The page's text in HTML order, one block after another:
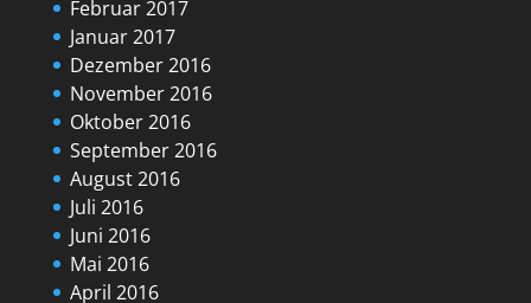
Februar 2017
Januar 2017
Dezember 2016
November 2016
Oktober 2016
September 2016
August 2016
Juli 2016
Juni 2016
Mai 2016
April 2016